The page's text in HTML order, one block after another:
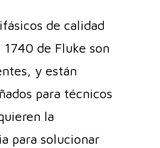
de calidad
de Fluke son
y están
para técnicos
la
para solucionar